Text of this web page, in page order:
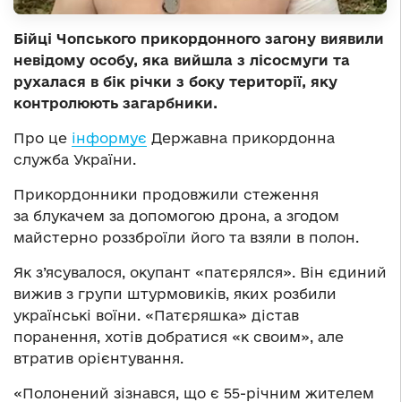
Бійці Чопського прикордонного загону виявили
невідому особу, яка вийшла з лісосмуги та
рухалася в бік річки з боку території, яку
контролюють загарбники.
Про це інформує Державна прикордонна
служба України.
Прикордонники продовжили стеження
за блукачем за допомогою дрона, а згодом
майстерно роззброїли його та взяли в полон.
Як з’ясувалося, окупант «патєрялся». Він єдиний
вижив з групи штурмовиків, яких розбили
українські воїни. «Патєряшка» дістав
поранення, хотів добратися «к своим», але
втратив орієнтування.
«Полонений зізнався, що є 55-річним жителем